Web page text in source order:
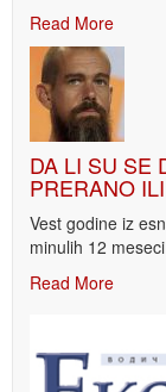
Read More
DA LI SU SE
PRERANO
Vest godine iz
minulih 12
Read More